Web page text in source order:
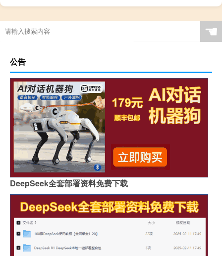
☚
公告
DeepSeek全套部署资料免费下载